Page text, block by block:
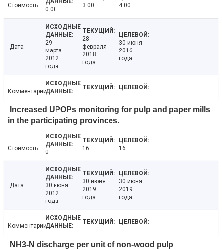
Стоимость
0.00
3.00 4.00
Дата
29
марта
2012
года
28
февраля
2018
года
30 июня
2016
года
Комментарии
Increased UPOPs monitoring for pulp and paper mills
in the participating provinces.
Стоимость
0
16 16
Дата
30 июня
2012
года
30 июня
2019
года
30 июня
2019
года
Комментарии
NH3-N discharge per unit of non-wood pulp